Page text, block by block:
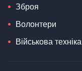
Зброя
Волонтери
Військова техніка